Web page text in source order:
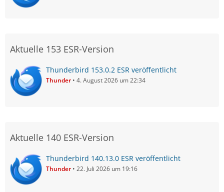
Aktuelle 153 ESR-Version
Thunderbird 153.0.2 ESR veröffentlicht
Thunder 4. August 2026 um 22:34
Aktuelle 140 ESR-Version
Thunderbird 140.13.0 ESR veröffentlicht
Thunder 22. Juli 2026 um 19:16